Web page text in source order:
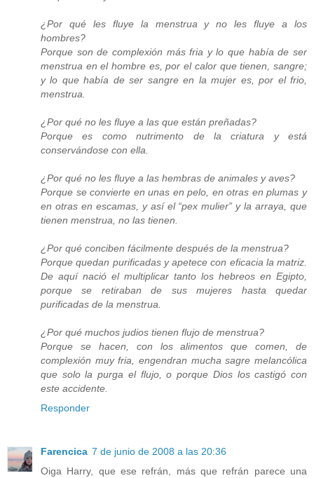
¿Por qué les fluye la menstrua y no les fluye a los
hombres?
Porque son de complexión más fria y lo que había de ser
menstrua en el hombre es, por el calor que tienen, sangre;
y lo que había de ser sangre en la mujer es, por el frio,
menstrua.
¿Por qué no les fluye a las que están preñadas?
Porque es como nutrimento de la criatura y está
conservándose con ella.
¿Por qué no les fluye a las hembras de animales y aves?
Porque se convierte en unas en pelo, en otras en plumas y
en otras en escamas, y así el “pex mulier” y la arraya, que
tienen menstrua, no las tienen.
¿Por qué conciben fácilmente después de la menstrua?
Porque quedan purificadas y apetece con eficacia la matriz.
De aquí nació el multiplicar tanto los hebreos en Egipto,
porque se retiraban de sus mujeres hasta quedar
purificadas de la menstrua.
¿Por qué muchos judios tienen flujo de menstrua?
Porque se hacen, con los alimentos que comen, de
complexión muy fria, engendran mucha sagre melancólica
que solo la purga el flujo, o porque Dios los castigó con
este accidente.
Responder
Farencica 7 de junio de 2008 a las 20:36
Oiga Harry, que ese refrán, más que refrán parece una